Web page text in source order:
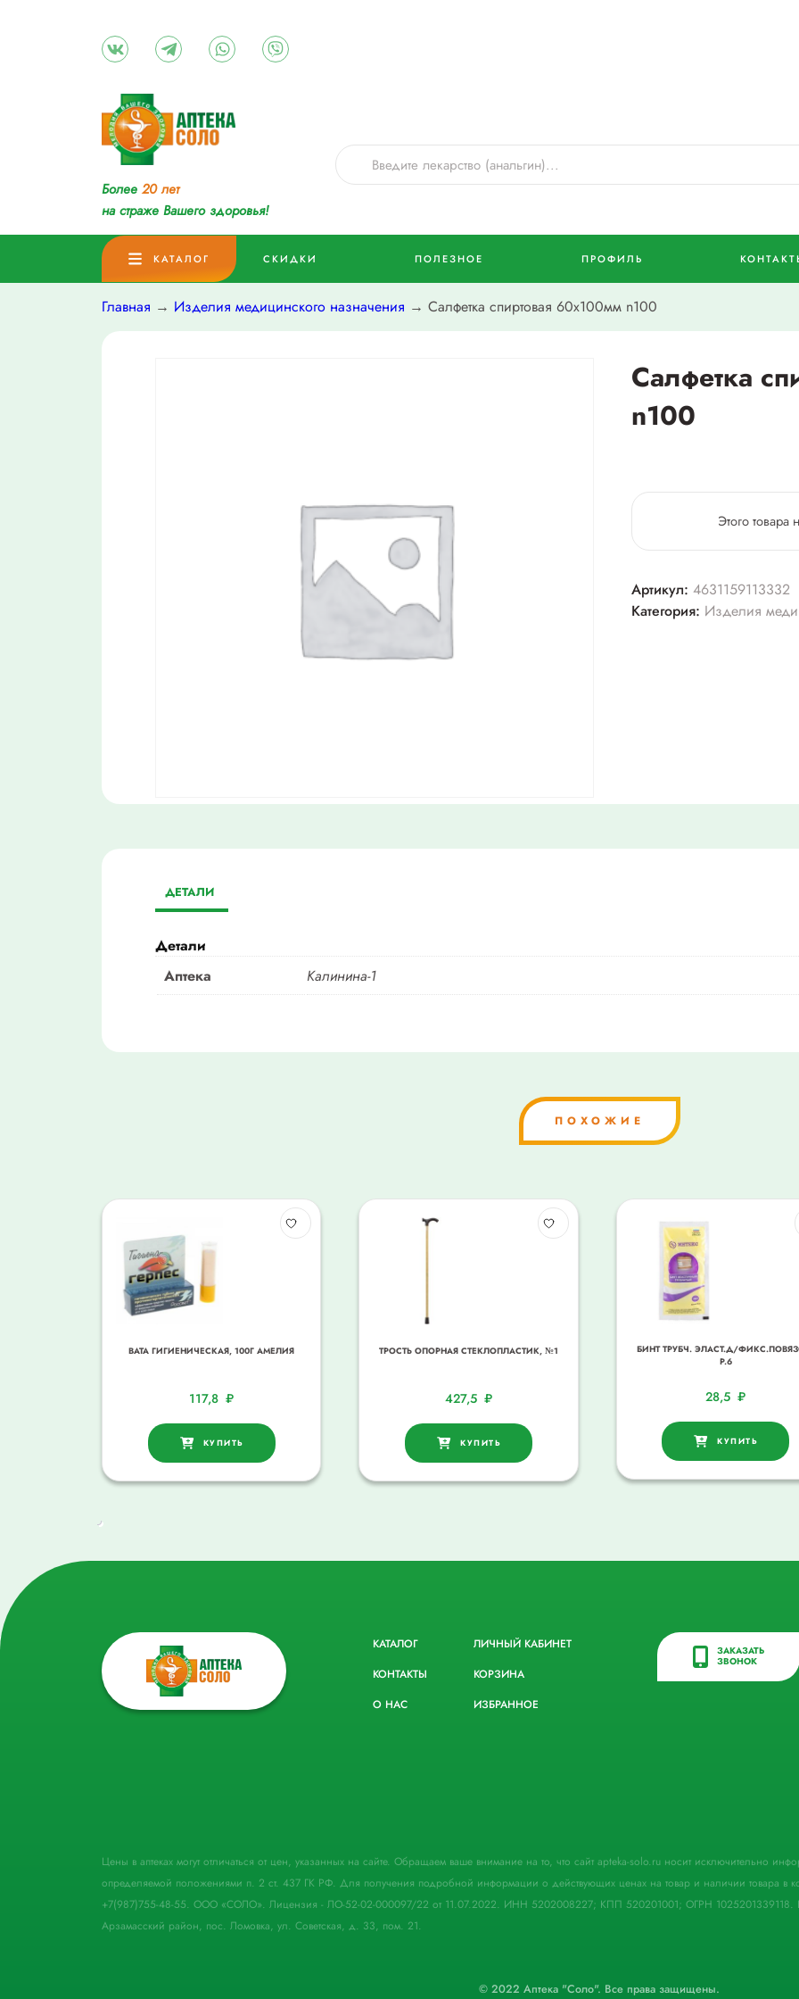
Более 20 лет
на страже Вашего здоровья!
КАТАЛОГ СКИДКИ ПОЛЕЗНОЕ ПРОФИЛЬ
Главная → Изделия медицинского назначения → Салфетка спиртовая 60х100мм n100
Салфетка
n100
Этого товара
Артикул: 4631159113332
Категория: Изделия
ДЕТАЛИ
Детали
Аптека
Калинина-1
ПОХОЖИЕ
ВАТА ГИГИЕНИЧЕСКАЯ, 100Г АМЕЛИЯ
117,8₽
КУПИТЬ
ТРОСТЬ ОПОРНАЯ СТЕКЛОПЛАСТИК, №1
427,5 ₽
КУПИТЬ
БИНТ ТРУБЧ. ЭЛАСТ.Д/
Р.6
28,5₽
КУПИТЬ
КАТАЛОГ
КОНТАКТЫ
О НАС
ЛИЧНЫЙ КАБИНЕТ
КОРЗИНА
ИЗБРАННОЕ
ЗАКАЗАТЬ
ЗВОНОК
Цены в аптеках могут отличаться от цен, указанных на сайте. Обращаем ваше внимание на то, что сайт apteka-solo.ru носит исключительно
определяемой положениями п. 2 ст. 437 ГК РФ. Для получения подробной информации о действующих ценах на товар и наличии товара в
+7(987)755-48-55. ООО «СОЛО». Лицензия - ЛО-52-02-000097/22 от 11.07.2022. ИНН 5202008227; КПП 520201001; ОГРН 1025201339118.
Арзамасский район, пос. Ломовка, ул. Советская, д. 33, пом. 21.
© 2022 Аптека "Соло". Все права защищены.